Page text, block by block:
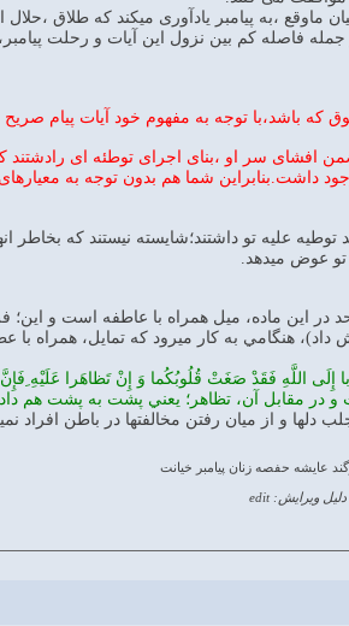
ماوقع ،به پیامبر یادآوری میکند که طلاق
جمله فاصله کم بین نزول این آیات و رحلت
که باشد،با توجه به مفهوم خود آیات پیام
افشای سر او ،بنای اجرای توطئه ای رادشتند
داشت.بنابراین شما هم بدون توجه به
عليه تو داشتند؛شايسته نيستند كه بخاطر
عوض ميدهد.
در اين ماده، ميل همراه با عاطفه است و
هنگامي به كار ميرود كه تمايل، همراه با
تحريم آيه 4: إِنْ تَتُوبا إِلَی اللَّهِ فَقَدْ صَغَتْ قُلُوبُكُما وَ
و در مقابل آن، تظاهر؛ يعني پشت به پشت هم
دلها و از ميان رفتن مخالفتها در باطن افراد
عایشه حفصه زنان پیامبر خيانت
دلیل ویرایش: edit